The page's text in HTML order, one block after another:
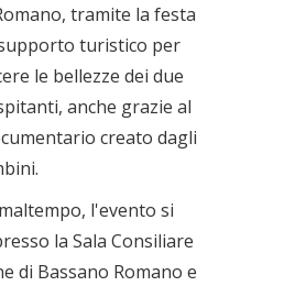
tramite la festa
turistico per
le bellezze dei due
anche grazie al
creato dagli
l'evento si
la Sala Consiliare
di Bassano Romano e